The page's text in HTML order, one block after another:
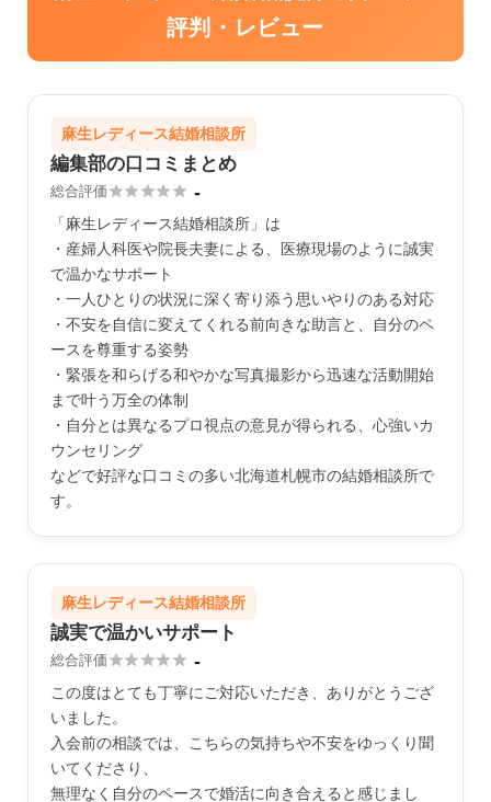
評判・レビュー
麻生レディース結婚相談所
編集部の口コミまとめ
総合評価  -
「麻生レディース結婚相談所」は
・産婦人科医や院長夫妻による、医療現場のように誠実
で温かなサポート
・一人ひとりの状況に深く寄り添う思いやりのある対応
・不安を自信に変えてくれる前向きな助言と、自分のペ
ースを尊重する姿勢
・緊張を和らげる和やかな写真撮影から迅速な活動開始
まで叶う万全の体制
・自分とは異なるプロ視点の意見が得られる、心強いカ
ウンセリング
などで好評な口コミの多い北海道札幌市の結婚相談所で
す。
麻生レディース結婚相談所
誠実で温かいサポート
総合評価  -
この度はとても丁寧にご対応いただき、ありがとうござ
いました。
入会前の相談では、こちらの気持ちや不安をゆっくり聞
いてくださり、
無理なく自分のペースで婚活に向き合えると感じまし